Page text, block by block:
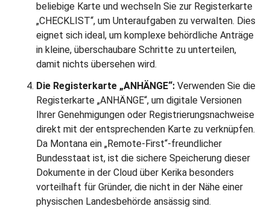
beliebige Karte und wechseln Sie zur Registerkarte
„CHECKLIST“, um Unteraufgaben zu verwalten. Dies
eignet sich ideal, um komplexe behördliche Anträge
in kleine, überschaubare Schritte zu unterteilen,
damit nichts übersehen wird.
Die Registerkarte „ANHÄNGE“: Verwenden Sie die
Registerkarte „ANHÄNGE“, um digitale Versionen
Ihrer Genehmigungen oder Registrierungsnachweise
direkt mit der entsprechenden Karte zu verknüpfen.
Da Montana ein „Remote-First“-freundlicher
Bundesstaat ist, ist die sichere Speicherung dieser
Dokumente in der Cloud über Kerika besonders
vorteilhaft für Gründer, die nicht in der Nähe einer
physischen Landesbehörde ansässig sind.